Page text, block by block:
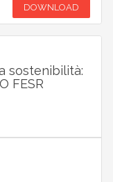
DOWNLOAD
sostenibilità:
FESR